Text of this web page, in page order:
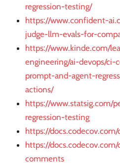
regression-testing/
https://www.confident-
judge-llm-evals-for-
https://www.kinde.com/
engineering/ai-devops/
prompt-and-agent-
actions/
https://www.statsig.com/
regression-testing
https://
https://
comments